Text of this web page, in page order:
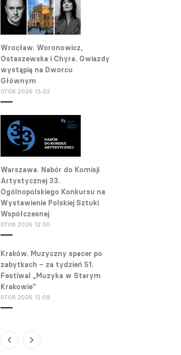
Wrocław. Woronowicz,
Ostaszewska i Chyra. Gwiazdy
wystąpią na Dworcu
Głównym
07.08.2026 13:02
Warszawa. Nabór do Komisji
Artystycznej 33.
Ogólnopolskiego Konkursu na
Wystawienie Polskiej Sztuki
Współczesnej
07.08.2026 12:30
Kraków. Muzyczny spacer po
zabytkach – za tydzień 51.
Festiwal „Muzyka w Starym
Krakowie”
07.08.2026 12:09
rozpoczyna się 81.
Międzynarodowy Festiwal